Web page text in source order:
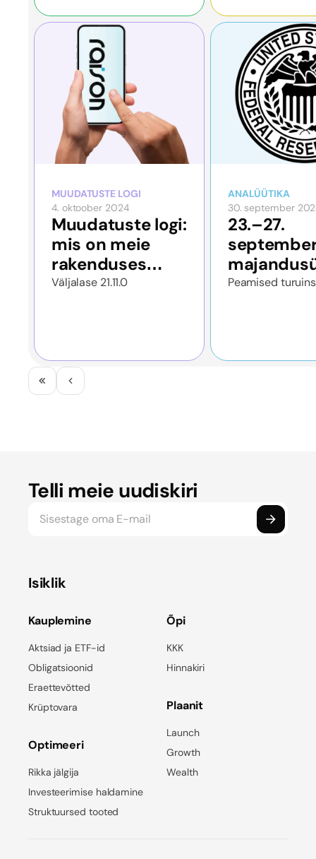
MUUDATUSTE LOGI
4. oktoober 2024
Muudatuste logi:
mis on meie
rakenduses
uuenenud
Väljalase 21.11.0
ANALÜÜTIKA
30. september
23.–27.
Peamised
Telli meie uudiskiri
Isiklik
Kauplemine
Aktsiad ja ETF-id
Obligatsioonid
Eraettevõtted
Krüptovara
Optimeeri
Rikka jälgija
Investeerimise haldamine
Struktuursed tooted
Õpi
KKK
Hinnakiri
Plaanit
Launch
Growth
Wealth